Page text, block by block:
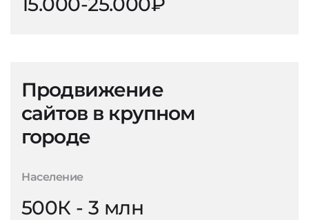
Продвижение
сайтов в крупном
городе
Население
500К - 3 млн